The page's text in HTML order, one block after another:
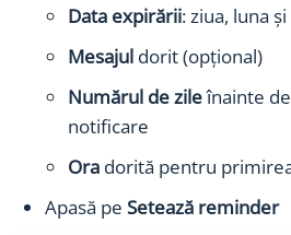
Data expirării: ziua, luna
Mesajul dorit (opțional)
Numărul de zileînainte
notificare
Ora dorită pentru
Apasă pe Setează reminder